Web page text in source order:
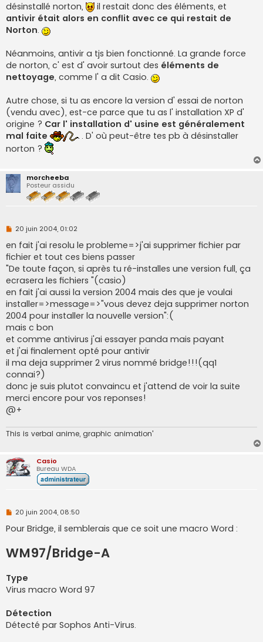
o
n
l
désinstallé norton,
il restait donc des éléments, et
antivir était alors en conflit avec ce qui restait de
Norton.
Néanmoins, antivir a tjs bien fonctionné. La grande force
de norton, c' est d' avoir surtout des éléments de
nettoyage, comme l' a dit Casio.
Autre chose, si tu as encore la version d' essai de norton
(vendu avec), est-ce parce que tu as l' installation XP d'
origine ? Car l' installation d' usine est généralement
mal faite
. D' où peut-être tes pb à désinstaller
norton ?
morcheeba
Posteur assidu
M
s
s
a
g
e
n
o
n
l
u
20 juin 2004, 01:02
en fait j'ai resolu le probleme=>j'ai supprimer fichier par
fichier et tout ces biens passer
"De toute façon, si après tu ré-installes une version full, ça
ecrasera les fichiers "(casio)
en fait j'ai aussi la version 2004 mais des que je voulai
installer=>message=>"vous devez deja supprimer norton
2004 pour installer la nouvelle version":(
mais c bon
et comme antivirus j'ai essayer panda mais payant
et j'ai finalement opté pour antivir
il ma deja supprimer 2 virus nommé bridge!!!(qq1
connai?)
donc je suis plutot convaincu et j'attend de voir la suite
merci encore pour vos reponses!
@+
This is verbal anime, graphic animation'
Casio
Bureau WDA
M
s
s
g
e
n
l
u
20 juin 2004, 08:50
Pour Bridge, il semblerais que ce soit une macro Word :
WM97/Bridge-A
Type
Virus macro Word 97
Détection
Détecté par Sophos Anti-Virus.